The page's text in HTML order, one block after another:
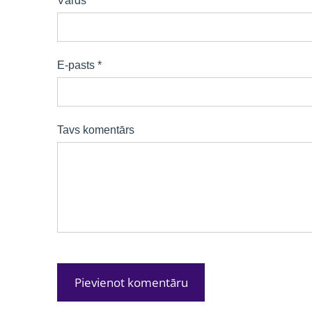
E-pasts *
Tavs komentārs